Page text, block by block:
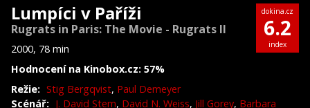
Lumpíci v Paříži
Rugrats in Paris: The Movie - Rugrats II
2000, 78 min
Hodnocení na Kinobox.cz: 57%
dokina.cz
6.2
index
Režie: Stig Bergqvist, Paul Demeyer
Scénář: J. David Stem, David N. Weiss, Jill Gorey, Barbara